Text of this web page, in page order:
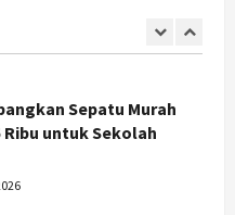
Ribu untuk Sekolah
Meracik Lulur Khas
Rahasia